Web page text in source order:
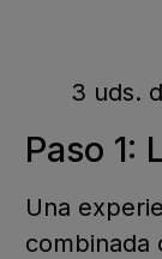
3 uds.
Paso 1:
Una
combinada